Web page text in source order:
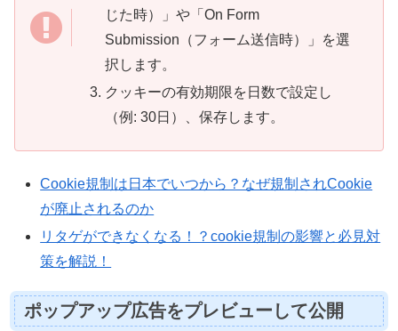
じた時）」や「On Form
Submission（フォーム送信時）」を選
択します。
クッキーの有効期限を日数で設定し
（例: 30日）、保存します。
Cookie規制は日本でいつから？なぜ規制されCookie
が廃止されるのか
リタゲができなくなる！？cookie規制の影響と必見対
策を解説！
ポップアップ広告をプレビューして公開